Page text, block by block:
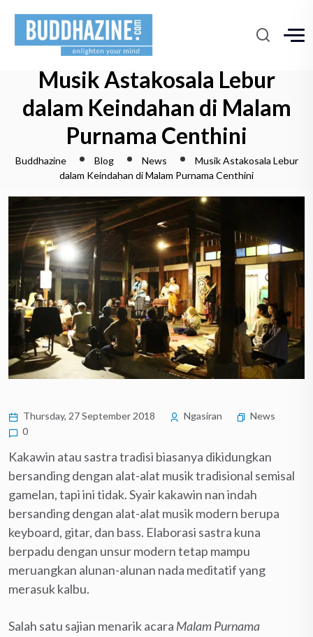
Musik Astakosala Lebur
dalam Keindahan di Malam
Purnama Centhini
Buddhazine Blog News
Musik Astakosala Lebur
dalam Keindahan di Malam Purnama Centhini
Thursday, 27 September 2018 Ngasiran
News
0
Kakawin atau sastra tradisi biasanya dikidungkan
bersanding dengan alat-alat musik tradisional semisal
gamelan, tapi ini tidak. Syair kakawin nan indah
bersanding dengan alat-alat musik modern berupa
keyboard, gitar, dan bass. Elaborasi sastra kuna
berpadu dengan unsur modern tetap mampu
meruangkan alunan-alunan nada meditatif yang
merasuk kalbu.
Salah satu sajian menarik acara Malam Purnama